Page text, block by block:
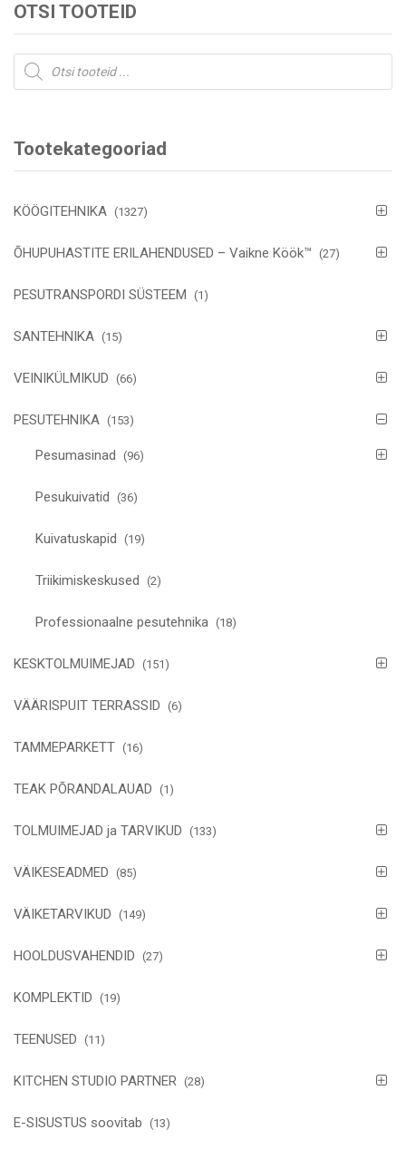
OTSI TOOTEID
Products
search
Tootekategooriad
KÖÖGITEHNIKA (1327)
ÕHUPUHASTITE ERILAHENDUSED – Vaikne Köök™ (27)
PESUTRANSPORDI SÜSTEEM (1)
SANTEHNIKA (15)
VEINIKÜLMIKUD (66)
PESUTEHNIKA (153)
Pesumasinad (96)
Pesukuivatid (36)
Kuivatuskapid (19)
Triikimiskeskused (2)
Professionaalne pesutehnika (18)
KESKTOLMUIMEJAD (151)
VÄÄRISPUIT TERRASSID (6)
TAMMEPARKETT (16)
TEAK PÕRANDALAUAD (1)
TOLMUIMEJAD ja TARVIKUD (133)
VÄIKESEADMED (85)
VÄIKETARVIKUD (149)
HOOLDUSVAHENDID (27)
KOMPLEKTID (19)
TEENUSED (11)
KITCHEN STUDIO PARTNER (28)
E-SISUSTUS soovitab (13)